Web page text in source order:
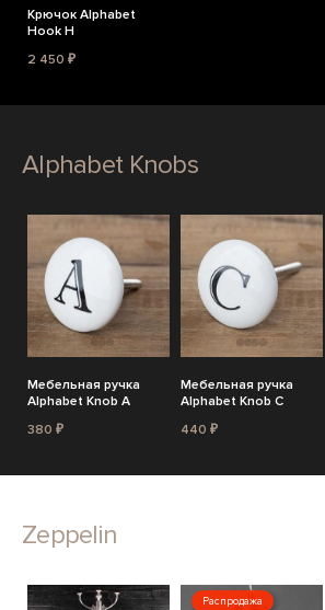
Крючок Alphabet
Hook H
2 450 ₽
Alphabet Knobs
Мебельная ручка
Alphabet Knob A
380 ₽
Мебельная ручка
Alphabet Knob C
440 ₽
Zeppelin
Распродажа